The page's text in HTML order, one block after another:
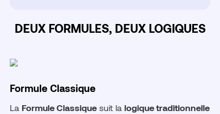
DEUX FORMULES, DEUX LOGIQUES
Formule Classique
La Formule Classique suit la logique traditionnelle